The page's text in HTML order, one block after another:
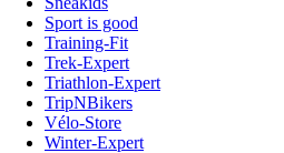
Sport is good
Training-Fit
Trek-Expert
Triathlon-Expert
TripNBikers
Vélo-Store
Winter-Expert